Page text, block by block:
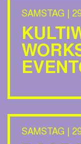
SAMSTAG |
SAMSTAG |